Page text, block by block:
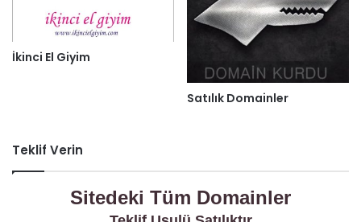
İkinci El Giyim
Satılık Domainler
Teklif Verin
Sitedeki Tüm Domainler